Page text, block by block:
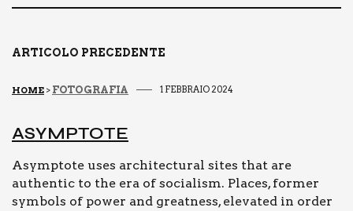
o
o
k
n
k
di
ARTICOLO PRECEDENTE
HOME > FOTOGRAFIA 1 FEBBRAIO 2024
ASYMP­TO­TE
Asymptote uses architectural sites that are
authentic to the era of socialism. Places, former
symbols of power and greatness, elevated in order